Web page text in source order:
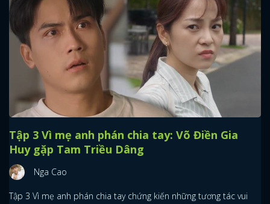
Tập 3 Vì mẹ anh phán chia tay: Võ Điền Gia
Huy gặp Tam Triều Dâng
Nga Cao
Tập 3 Vì mẹ anh phán chia tay chứng kiến những tương tác vui